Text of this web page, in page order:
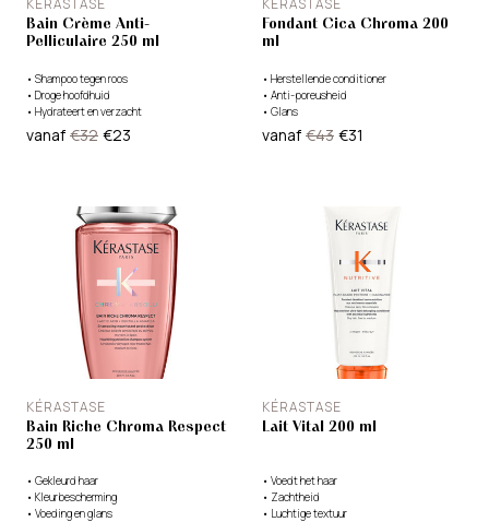
KÉRASTASE
Bain Crème Anti-
Pelliculaire 250 ml
• Shampoo tegen roos
• Droge hoofdhuid
• Hydrateert en verzacht
vanaf €32 €23
KÉRASTASE
Fondant Cica Chroma 200
ml
• Herstellende conditioner
• Anti-poreusheid
• Glans
vanaf €43 €31
KÉRASTASE
Bain Riche Chroma Respect
250 ml
• Gekleurd haar
• Kleurbescherming
• Voeding en glans
KÉRASTASE
Lait Vital 200 ml
• Voedt het haar
• Zachtheid
• Luchtige textuur